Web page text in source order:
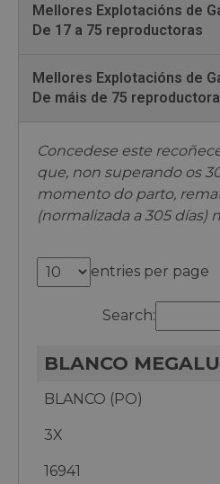
Mellores Explotacións de
De 17 a 75 reproductoras
Mellores Explotacións de
De máis de 75
Concedese este
que, non superando os
momento do parto,
(normalizada a 305 días)
entries per page
Search:
BLANCO
BLANCO (PO)
3X
16941